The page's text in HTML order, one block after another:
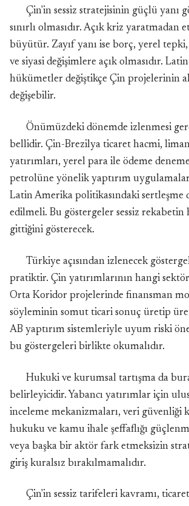
Çin'in sessiz stratejisinin güçlü yanı
sınırlı olmasıdır. Açık kriz yaratmadan
büyütür. Zayıf yanı ise borç, yerel
ve siyasi değişimlere açık olmasıdır.
hükümetler değiştikçe Çin projelerinin
değişebilir.
Önümüzdeki dönemde izlenmesi
bellidir. Çin-Brezilya ticaret hacmi,
yatırımları, yerel para ile ödeme
petrolüne yönelik yaptırım
Latin Amerika politikasındaki sertleşme
edilmeli. Bu göstergeler sessiz rekabetin
gittiğini gösterecek.
Türkiye açısından izlenecek
pratiktir. Çin yatırımlarının hangi
Orta Koridor projelerinde finansman
söyleminin somut ticari sonuç üretip
AB yaptırım sistemleriyle uyum riski
bu göstergeleri birlikte okumalıdır.
Hukuki ve kurumsal tartışma da
belirleyicidir. Yabancı yatırımlar için
inceleme mekanizmaları, veri güvenliği
hukuku ve kamu ihale şeffaflığı
veya başka bir aktör fark etmeksizin
giriş kuralsız bırakılmamalıdır.
Çin'in sessiz tarifeleri kavramı, ticaret